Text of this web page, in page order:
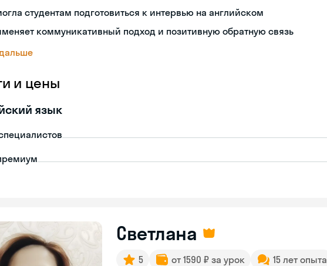
студентам подготовиться к интервью на английском
коммуникативный подход и позитивную обратную связь
и цены
язык
Светлана
5 от 1590 ₽ за урок 15 лет опыта